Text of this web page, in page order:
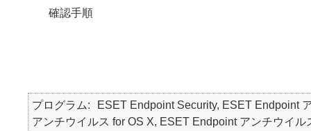
確認手順
プログラム
ESET Endpoint Security, ESET Endpoint
アンチウイルス for OS X, ESET Endpoint アンチウイ